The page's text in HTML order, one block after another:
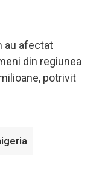
au afectat
din regiunea
potrivit